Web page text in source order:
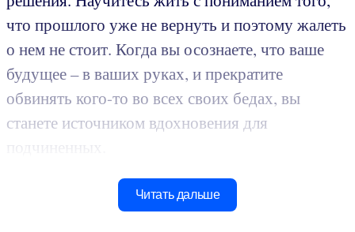
что прошлого уже не вернуть и поэтому жалеть
о нем не стоит. Когда вы осознаете, что ваше
будущее – в ваших руках, и прекратите
обвинять кого-то во всех своих бедах, вы
станете источником вдохновения для
Читать дальше